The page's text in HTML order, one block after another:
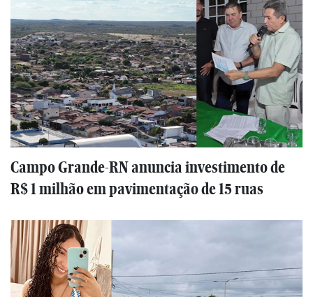
Campo Grande-RN anuncia investimento de
R$ 1 milhão em pavimentação de 15 ruas